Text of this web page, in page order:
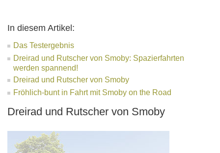
In diesem Artikel:
Das Testergebnis
Dreirad und Rutscher von Smoby: Spazierfahrten
werden spannend!
Dreirad und Rutscher von Smoby
Fröhlich-bunt in Fahrt mit Smoby on the Road
Dreirad und Rutscher von Smoby